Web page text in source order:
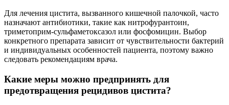
Для лечения цистита, вызванного кишечной палочкой, часто
назначают антибиотики, такие как нитрофурантоин,
триметоприм-сульфаметоксазол или фосфомицин. Выбор
конкретного препарата зависит от чувствительности бактерий
и индивидуальных особенностей пациента, поэтому важно
следовать рекомендациям врача.
Какие меры можно предпринять для
предотвращения рецидивов цистита?